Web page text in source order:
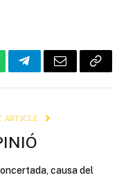
TelegramEmail Copy
ARTICLE
causa del